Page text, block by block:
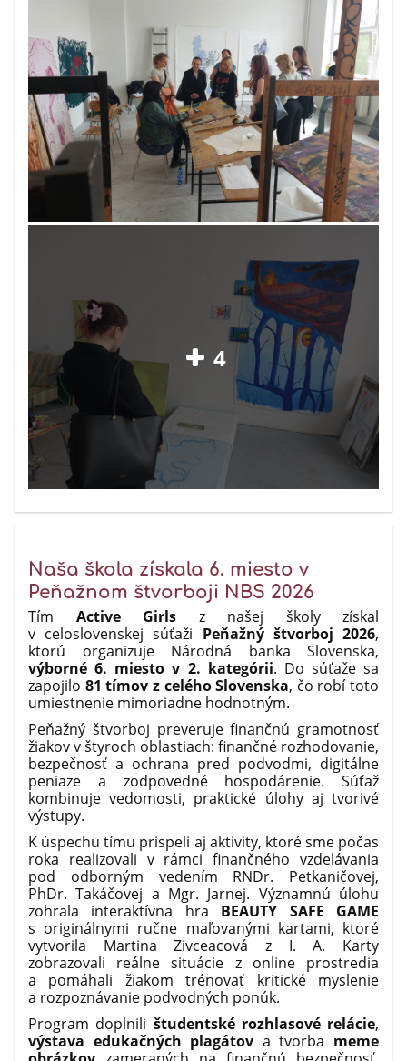
4
Naša škola získala 6. miesto v
Peňažnom štvorboji NBS 2026
Tím Active Girls z našej školy získal
v celoslovenskej súťaži Peňažný štvorboj 2026,
ktorú organizuje Národná banka Slovenska,
výborné 6. miesto v 2. kategórii. Do súťaže sa
zapojilo 81 tímov z celého Slovenska, čo robí toto
umiestnenie mimoriadne hodnotným.
Peňažný štvorboj preveruje finančnú gramotnosť
žiakov v štyroch oblastiach: finančné rozhodovanie,
bezpečnosť a ochrana pred podvodmi, digitálne
peniaze a zodpovedné hospodárenie. Súťaž
kombinuje vedomosti, praktické úlohy aj tvorivé
výstupy.
K úspechu tímu prispeli aj aktivity, ktoré sme počas
roka realizovali v rámci finančného vzdelávania
pod odborným vedením RNDr. Petkaničovej,
PhDr. Takáčovej a Mgr. Jarnej. Významnú úlohu
zohrala interaktívna hra BEAUTY SAFE GAME
s originálnymi ručne maľovanými kartami, ktoré
vytvorila Martina Zivceacová z I. A. Karty
zobrazovali reálne situácie z online prostredia
a pomáhali žiakom trénovať kritické myslenie
a rozpoznávanie podvodných ponúk.
Program doplnili študentské rozhlasové relácie,
výstava edukačných plagátov a tvorba meme